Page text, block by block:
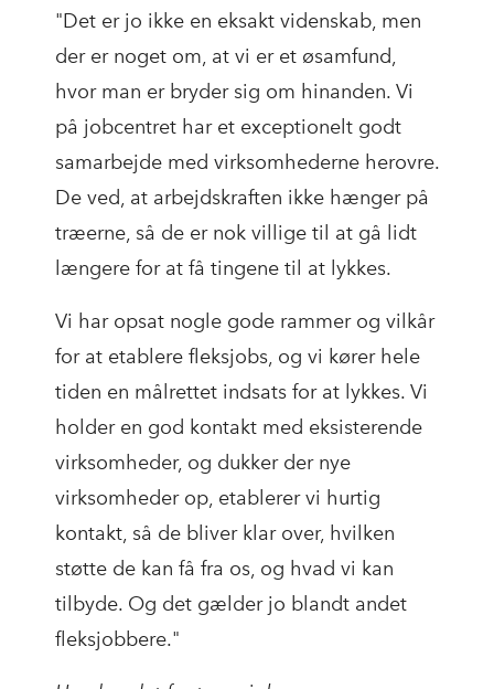
"Det er jo ikke en eksakt videnskab, men
der er noget om, at vi er et øsamfund,
hvor man er bryder sig om hinanden. Vi
på jobcentret har et exceptionelt godt
samarbejde med virksomhederne herovre.
De ved, at arbejdskraften ikke hænger på
træerne, så de er nok villige til at gå lidt
længere for at få tingene til at lykkes.
Vi har opsat nogle gode rammer og vilkår
for at etablere fleksjobs, og vi kører hele
tiden en målrettet indsats for at lykkes. Vi
holder en god kontakt med eksisterende
virksomheder, og dukker der nye
virksomheder op, etablerer vi hurtig
kontakt, så de bliver klar over, hvilken
støtte de kan få fra os, og hvad vi kan
tilbyde. Og det gælder jo blandt andet
fleksjobbere."